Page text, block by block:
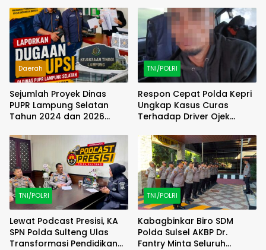
Daerah
Sejumlah Proyek Dinas
PUPR Lampung Selatan
Tahun 2024 dan 2026
KEJATI Lampung
TNI/POLRI
Respon Cepat Polda Kepri
Ungkap Kasus Curas
Terhadap Driver Ojek
Berhasil Diamankan
TNI/POLRI
Lewat Podcast Presisi, KA
SPN Polda Sulteng Ulas
Transformasi Pendidikan
TNI/POLRI
Kabagbinkar Biro SDM
Polda Sulsel AKBP Dr.
Fantry Minta Seluruh